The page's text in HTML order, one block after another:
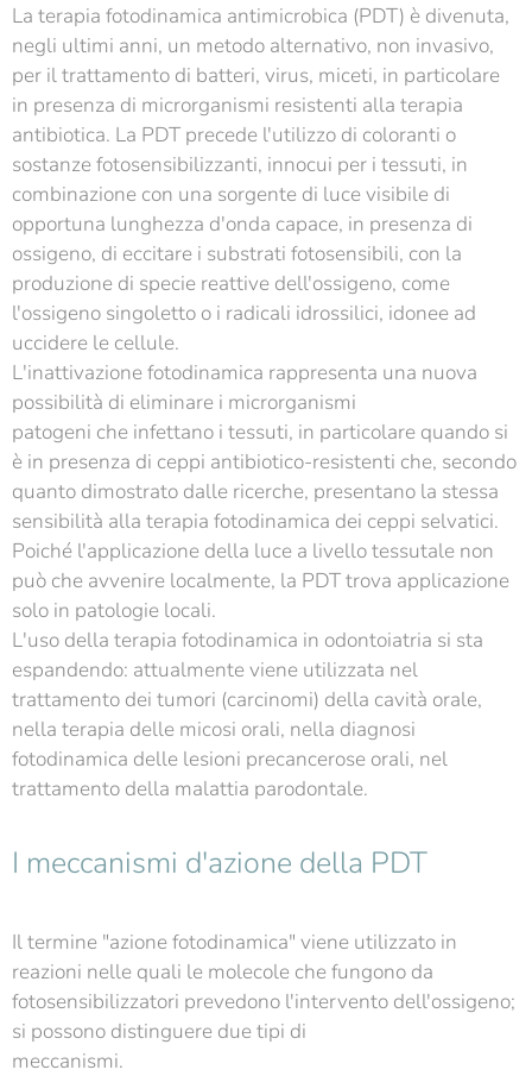
La terapia fotodinamica antimicrobica (PDT) è divenuta,
negli ultimi anni, un metodo alternativo, non invasivo,
per il trattamento di batteri, virus, miceti, in particolare
in presenza di microrganismi resistenti alla terapia
antibiotica. La PDT precede l'utilizzo di coloranti o
sostanze fotosensibilizzanti, innocui per i tessuti, in
combinazione con una sorgente di luce visibile di
opportuna lunghezza d'onda capace, in presenza di
ossigeno, di eccitare i substrati fotosensibili, con la
produzione di specie reattive dell'ossigeno, come
l'ossigeno singoletto o i radicali idrossilici, idonee ad
uccidere le cellule.
L'inattivazione fotodinamica rappresenta una nuova
possibilità di eliminare i microrganismi
patogeni che infettano i tessuti, in particolare quando si
è in presenza di ceppi antibiotico-resistenti che, secondo
quanto dimostrato dalle ricerche, presentano la stessa
sensibilità alla terapia fotodinamica dei ceppi selvatici.
Poiché l'applicazione della luce a livello tessutale non
può che avvenire localmente, la PDT trova applicazione
solo in patologie locali.
L'uso della terapia fotodinamica in odontoiatria si sta
espandendo: attualmente viene utilizzata nel
trattamento dei tumori (carcinomi) della cavità orale,
nella terapia delle micosi orali, nella diagnosi
fotodinamica delle lesioni precancerose orali, nel
trattamento della malattia parodontale.
I meccanismi d'azione della PDT
Il termine "azione fotodinamica" viene utilizzato in
reazioni nelle quali le molecole che fungono da
fotosensibilizzatori prevedono l'intervento dell'ossigeno;
si possono distinguere due tipi di
meccanismi.